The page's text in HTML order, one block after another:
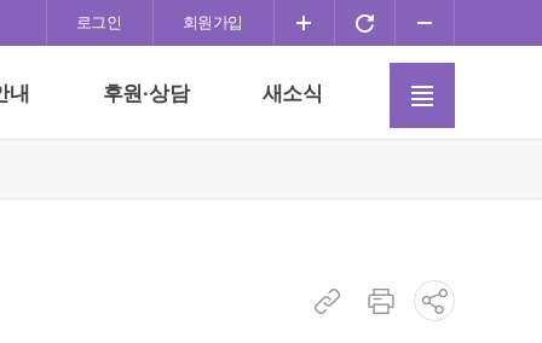
로그인 회원가입
화
면
화
면
화
화
면
소
내 후원·상담 새소식
트
현
소